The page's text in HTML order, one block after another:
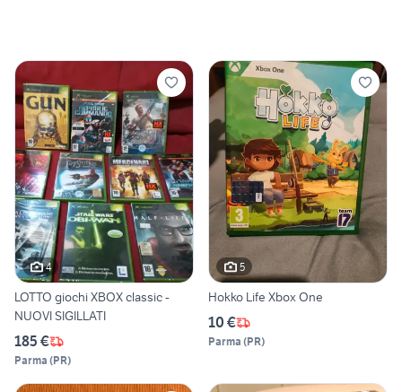
4
LOTTO giochi XBOX classic -
NUOVI SIGILLATI
185 €
Parma (PR)
5
Hokko Life Xbox One
10 €
Parma (PR)